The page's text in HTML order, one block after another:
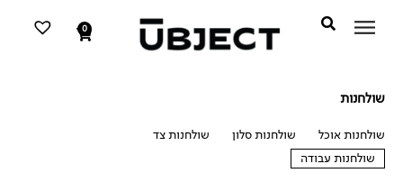
לתוכן
0
עגלת
קניות
שולחנות
שולחנות אוכל שולחנות סלון
שולחנות צד
שולחנות עבודה
שולחנות עבודה